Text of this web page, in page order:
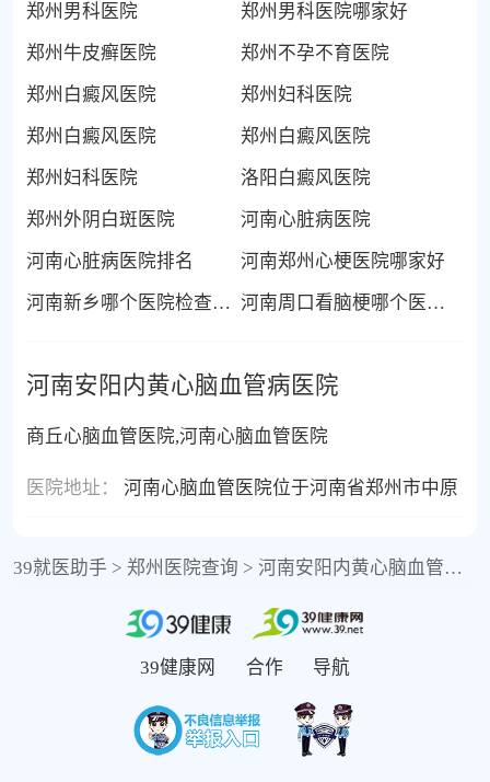
郑州男科医院
郑州男科医院哪家好
郑州牛皮癣医院
郑州不孕不育医院
郑州白癜风医院
郑州妇科医院
郑州白癜风医院
郑州白癜风医院
郑州妇科医院
洛阳白癜风医院
郑州外阴白斑医院
河南心脏病医院
河南心脏病医院排名
河南郑州心梗医院哪家好
河南新乡哪个医院检查中风好
河南周口看脑梗哪个医院比较好
河南安阳内黄心脑血管病医院
商丘心脑血管医院,河南心脑血管医院
医院地址： 河南心脑血管医院位于河南省郑州市中原
39就医助手 > 郑州医院查询 > 河南安阳内黄心脑血管病医院
39健康网 合作 导航